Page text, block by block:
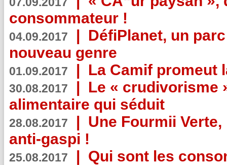
consommateur !
04.09.2017 | DéfiPlanet, un
nouveau genre
01.09.2017 | La Camif promeut
30.08.2017 | Le « crudivorisme
alimentaire qui séduit
28.08.2017 | Une Fourmii
anti-gaspi !
25.08.2017 | Qui sont les